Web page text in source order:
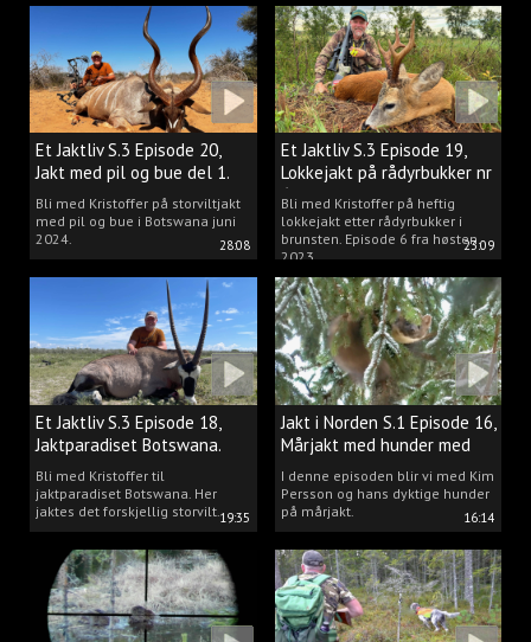
28:08
Et Jaktliv S.3 Episode 20,
Jakt med pil og bue del 1.
Bli med Kristoffer på storviltjakt
med pil og bue i Botswana juni
2024.
23:09
Et Jaktliv S.3 Episode 19,
Lokkejakt på rådyrbukker nr
6
Bli med Kristoffer på heftig
lokkejakt etter rådyrbukker i
brunsten. Episode 6 fra høsten
2023.
19:35
Et Jaktliv S.3 Episode 18,
Jaktparadiset Botswana.
Bli med Kristoffer til
jaktparadiset Botswana. Her
jaktes det forskjellig storvilt.
16:14
Jakt i Norden S.1 Episode 16,
Mårjakt med hunder med
Kim Persson
I denne episoden blir vi med Kim
Persson og hans dyktige hunder
på mårjakt.